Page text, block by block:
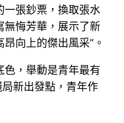
一張鈔票，換取張水
無悔芳華，展示了新
向上的傑出風采”。
色，舉動是青年最有
新出發點，青年作